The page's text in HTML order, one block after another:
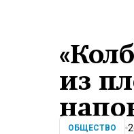
из
ОБЩЕСТВО